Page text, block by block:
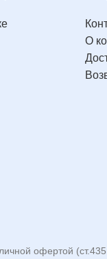
О
офертой